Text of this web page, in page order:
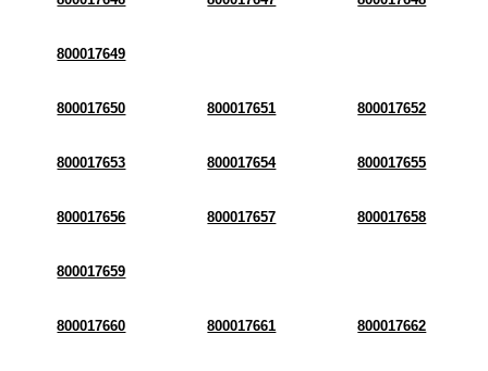
800017649
800017650 800017651 800017652
800017653 800017654 800017655
800017656 800017657 800017658
800017659
800017660 800017661 800017662